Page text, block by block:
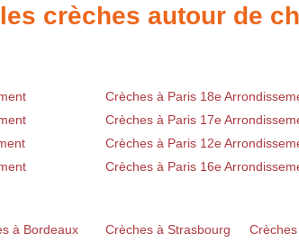
crèches autour de
Crèches à Paris 18e
Crèches à Paris 17e
Crèches à Paris 12e
Crèches à Paris 16e
à Bordeaux Crèches à Strasbourg